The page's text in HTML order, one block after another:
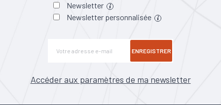
Newsletter
Newsletter personnalisée
ENREGISTRER
Accéder aux paramètres de ma newsletter